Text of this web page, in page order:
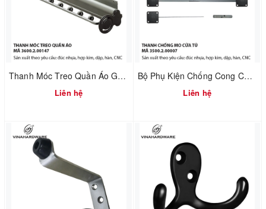
Thanh Móc Treo Quần Áo Gắn Nóc Tủ Dài 480mm – Vinahardware | Mã 3600.2.00147
Liên hệ
Bộ Phụ Kiện Chống Cong Cửa Tủ – Điều Chỉnh Cánh Cửa | Mã 3500.2.00007
Liên hệ